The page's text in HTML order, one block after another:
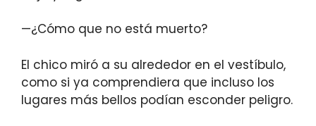
—¿Cómo que no está muerto?
El chico miró a su alrededor en el vestíbulo,
como si ya comprendiera que incluso los
lugares más bellos podían esconder peligro.